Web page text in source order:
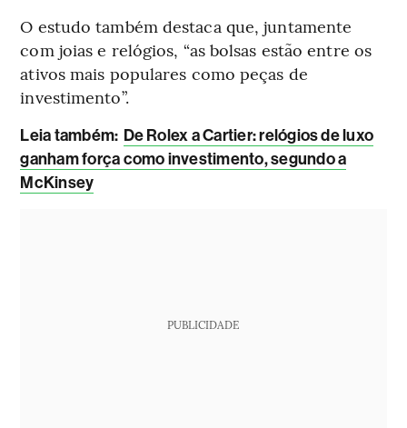
O estudo também destaca que, juntamente
com joias e relógios, “as bolsas estão entre os
ativos mais populares como peças de
investimento”.
Leia também: De Rolex a Cartier: relógios de luxo
ganham força como investimento, segundo a
McKinsey
PUBLICIDADE